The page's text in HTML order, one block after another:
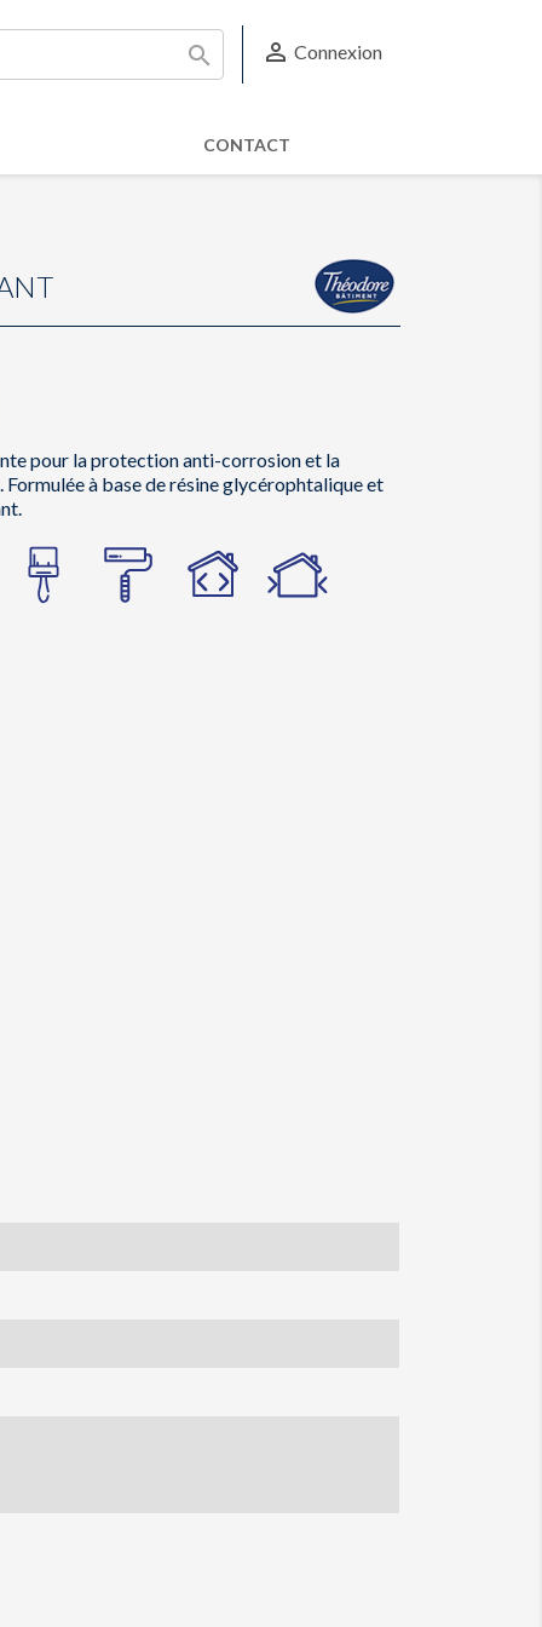
  Connexion
CONTACT
pour la protection anti-corrosion et la
à base de résine glycérophtalique et